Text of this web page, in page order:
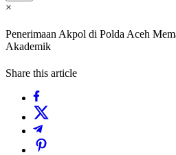
×
Penerimaan Akpol di Polda Aceh
Akademik
Share this article